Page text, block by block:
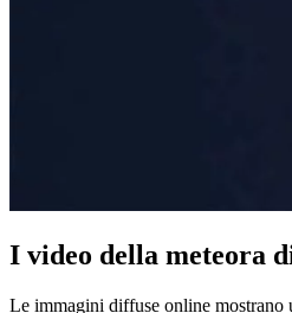
I video della meteora
Le immagini diffuse online mostrano